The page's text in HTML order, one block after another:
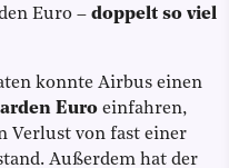
Euro – doppelt so viel
konnte Airbus einen
Euro einfahren,
Verlust von fast einer
Außerdem hat der